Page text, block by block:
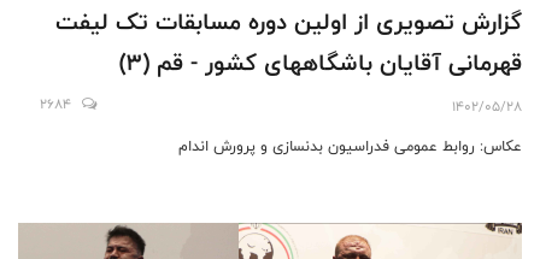
گزارش تصویری از اولین دوره مسابقات تک لیفت
قهرمانی آقایان باشگاههای کشور - قم (۳)
1402/05/28
2684
عکاس: روابط عمومی فدراسیون بدنسازی و پرورش اندام